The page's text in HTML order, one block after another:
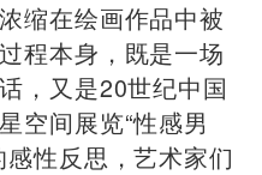
缩在绘画作品中被
程本身，既是一场
，又是20世纪中国
空间展览“性感男
性反思，艺术家们